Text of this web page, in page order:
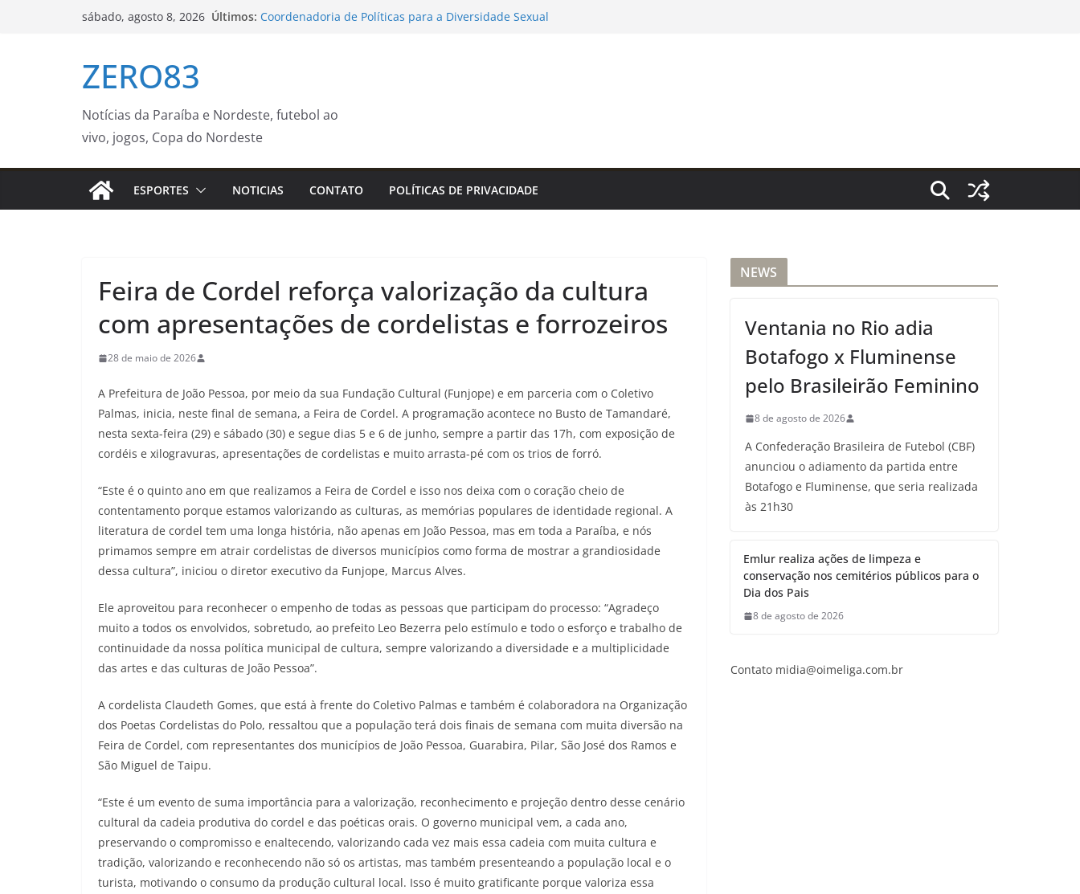
sábado, agosto 8, 2026 Últimos: Coordenadoria de Políticas para a Diversidade Sexual
cemitérios públicos para o Dia dos Pais
previsão de ventos fortes e chuva entre os dias 6 e 8 de
implementação do ECA Digital no Rio Innovation Week –
Prefeitura da Cidade do Rio de Janeiro
ZERO83
Notícias da Paraíba e Nordeste, futebol ao
vivo, jogos, Copa do Nordeste
ESPORTES NOTICIAS CONTATO POLÍTICAS DE PRIVACIDADE
Feira de Cordel reforça valorização da cultura
com apresentações de cordelistas e forrozeiros
28 de maio de 2026
A Prefeitura de João Pessoa, por meio da sua Fundação Cultural (Funjope) e em parceria com o Coletivo
Palmas, inicia, neste final de semana, a Feira de Cordel. A programação acontece no Busto de Tamandaré,
nesta sexta-feira (29) e sábado (30) e segue dias 5 e 6 de junho, sempre a partir das 17h, com exposição de
cordéis e xilogravuras, apresentações de cordelistas e muito arrasta-pé com os trios de forró.
“Este é o quinto ano em que realizamos a Feira de Cordel e isso nos deixa com o coração cheio de
contentamento porque estamos valorizando as culturas, as memórias populares de identidade regional. A
literatura de cordel tem uma longa história, não apenas em João Pessoa, mas em toda a Paraíba, e nós
primamos sempre em atrair cordelistas de diversos municípios como forma de mostrar a grandiosidade
dessa cultura”, iniciou o diretor executivo da Funjope, Marcus Alves.
Ele aproveitou para reconhecer o empenho de todas as pessoas que participam do processo: “Agradeço
muito a todos os envolvidos, sobretudo, ao prefeito Leo Bezerra pelo estímulo e todo o esforço e trabalho de
continuidade da nossa política municipal de cultura, sempre valorizando a diversidade e a multiplicidade
das artes e das culturas de João Pessoa”.
A cordelista Claudeth Gomes, que está à frente do Coletivo Palmas e também é colaboradora na Organização
dos Poetas Cordelistas do Polo, ressaltou que a população terá dois finais de semana com muita diversão na
Feira de Cordel, com representantes dos municípios de João Pessoa, Guarabira, Pilar, São José dos Ramos e
São Miguel de Taipu.
“Este é um evento de suma importância para a valorização, reconhecimento e projeção dentro desse cenário
cultural da cadeia produtiva do cordel e das poéticas orais. O governo municipal vem, a cada ano,
preservando o compromisso e enaltecendo, valorizando cada vez mais essa cadeia com muita cultura e
tradição, valorizando e reconhecendo não só os artistas, mas também presenteando a população local e o
turista, motivando o consumo da produção cultural local. Isso é muito gratificante porque valoriza essa
NEWS
Ventania no Rio adia
Botafogo x Fluminense
pelo Brasileirão Feminino
8 de agosto de 2026
A Confederação Brasileira de Futebol (CBF)
anunciou o adiamento da partida entre
Botafogo e Fluminense, que seria realizada
às 21h30
Emlur realiza ações de limpeza e
conservação nos cemitérios públicos para o
Dia dos Pais
8 de agosto de 2026
Contato midia@oimeliga.com.br